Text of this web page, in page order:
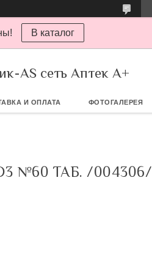
В каталог
AS сеть Аптек А+
И ОПЛАТА ФОТОГАЛЕРЕЯ
№60 ТАБ. /004306/